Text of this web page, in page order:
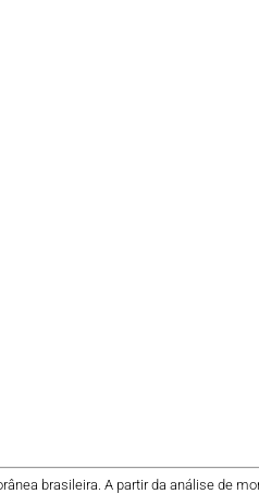
brasileira. A partir da análise de